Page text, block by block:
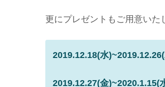
更にプレゼントもご用意いた
2019.12.18(水
2019.12.27(金)~2020.1.15(